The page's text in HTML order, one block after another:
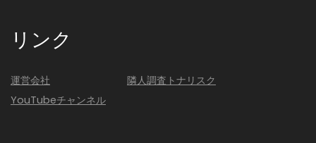
リンク
運営会社
YouTubeチャンネル
隣人調査トナリスク